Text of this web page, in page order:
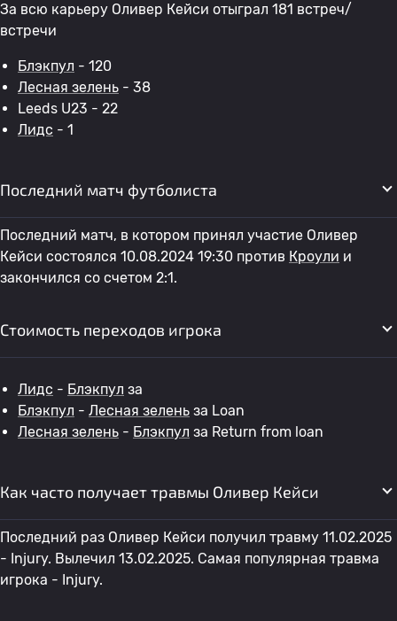
За всю карьеру Оливер Кейси отыграл 181 встреч/
встречи
Блэкпул - 120
Лесная зелень - 38
Leeds U23 - 22
Лидс - 1
Последний матч футболиста
Последний матч, в котором принял участие Оливер
Кейси состоялся 10.08.2024 19:30 против Кроули и
закончился со счетом 2:1.
Стоимость переходов игрока
Лидс - Блэкпул за
Блэкпул - Лесная зелень за Loan
Лесная зелень - Блэкпул за Return from loan
Как часто получает травмы Оливер Кейси
Последний раз Оливер Кейси получил травму 11.02.2025
- Injury. Вылечил 13.02.2025. Самая популярная травма
игрока - Injury.